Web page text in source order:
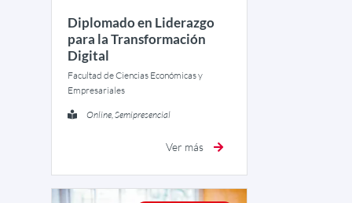
Diplomado en Liderazgo
para la Transformación
Digital
Facultad de Ciencias Económicas y
Empresariales
Online, Semipresencial
Ver más